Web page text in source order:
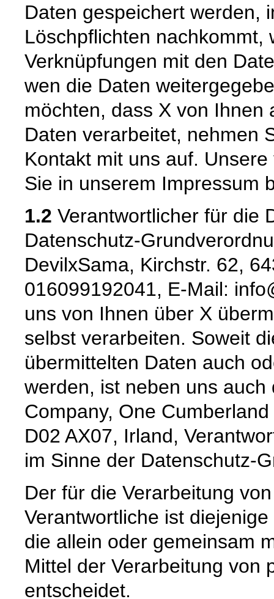
Daten gespeichert werden,
Löschpflichten nachkommt,
Verknüpfungen mit den
wen die Daten
möchten, dass X von
Daten verarbeitet, nehmen
Kontakt mit uns auf.
Sie in unserem Impressum
1.2 Verantwortlicher für die
Datenschutz-
DevilxSama, Kirchstr. 62,
016099192041, E-Mail:
uns von Ihnen über X
selbst verarbeiten. Soweit
übermittelten Daten auch
werden, ist neben uns
Company, One
D02 AX07, Irland,
im Sinne der Datenschutz-
Der für die Verarbeitung
Verantwortliche ist
die allein oder gemeinsam
Mittel der Verarbeitung von
entscheidet.